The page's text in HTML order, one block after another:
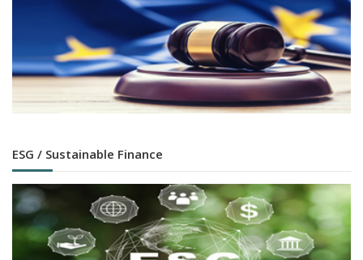
ESG / Sustainable Finance